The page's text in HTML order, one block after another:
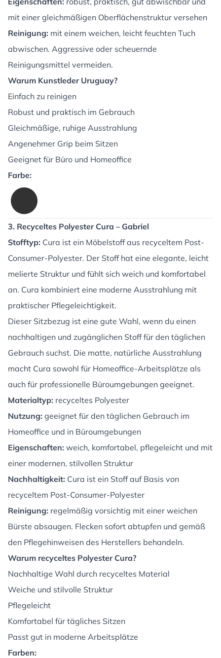
mit einer gleichmäßigen Oberflächenstruktur versehen
Reinigung: mit einem weichen, leicht feuchten Tuch
abwischen. Aggressive oder scheuernde
Reinigungsmittel vermeiden.
Warum Kunstleder Uruguay?
Einfach zu reinigen
Robust und praktisch im Gebrauch
Gleichmäßige, ruhige Ausstrahlung
Angenehmer Grip beim Sitzen
Geeignet für Büro und Homeoffice
Farbe:
3. Recyceltes Polyester Cura – Gabriel
Stofftyp: Cura ist ein Möbelstoff aus recyceltem Post-
Consumer-Polyester. Der Stoff hat eine elegante, leicht
melierte Struktur und fühlt sich weich und komfortabel
an. Cura kombiniert eine moderne Ausstrahlung mit
praktischer Pflegeleichtigkeit.
Dieser Sitzbezug ist eine gute Wahl, wenn du einen
nachhaltigen und zugänglichen Stoff für den täglichen
Gebrauch suchst. Die matte, natürliche Ausstrahlung
macht Cura sowohl für Homeoffice-Arbeitsplätze als
auch für professionelle Büroumgebungen geeignet.
Materialtyp: recyceltes Polyester
Nutzung: geeignet für den täglichen Gebrauch im
Homeoffice und in Büroumgebungen
Eigenschaften: weich, komfortabel, pflegeleicht und mit
einer modernen, stilvollen Struktur
Nachhaltigkeit: Cura ist ein Stoff auf Basis von
recyceltem Post-Consumer-Polyester
Reinigung: regelmäßig vorsichtig mit einer weichen
Bürste absaugen. Flecken sofort abtupfen und gemäß
den Pflegehinweisen des Herstellers behandeln.
Warum recyceltes Polyester Cura?
Nachhaltige Wahl durch recyceltes Material
Weiche und stilvolle Struktur
Pflegeleicht
Komfortabel für tägliches Sitzen
Passt gut in moderne Arbeitsplätze
Farben: